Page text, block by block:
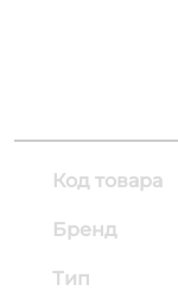
Код товара
Бренд
Тип